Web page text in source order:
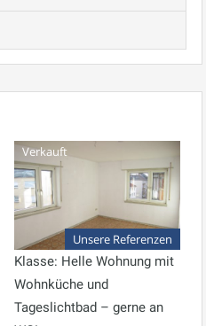
Verkauft
Unsere Referenzen
Klasse: Helle Wohnung mit
Wohnküche und
Tageslichtbad – gerne an